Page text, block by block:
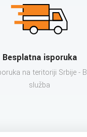
Besplatna isporuka
na teritoriji Srbije -
služba